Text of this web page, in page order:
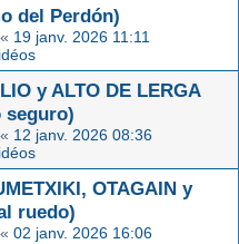
del Perdón)
« 19 janv. 2026 11:11
y ALTO DE LERGA
seguro)
« 12 janv. 2026 08:36
OTAGAIN y
ruedo)
« 02 janv. 2026 16:06